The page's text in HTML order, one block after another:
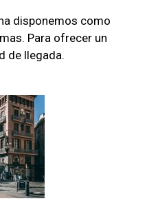
disponemos como
Para ofrecer un
de llegada.